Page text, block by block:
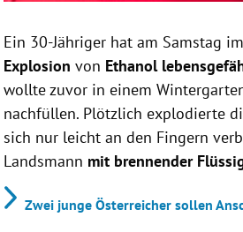
Ein 30-Jähriger hat am Samstag
Explosion von Ethanol
wollte zuvor in einem
nachfüllen. Plötzlich explodierte
sich nur leicht an den Fingern
Landsmann mit brennender
Zwei junge Österreicher sollen